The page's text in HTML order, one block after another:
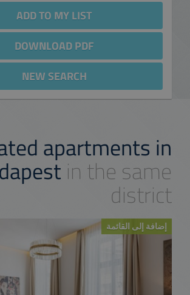
ADD TO MY LIST
DOWNLOAD PDF
NEW SEARCH
apartments in
in the same
district
إضافة إلى القائمة